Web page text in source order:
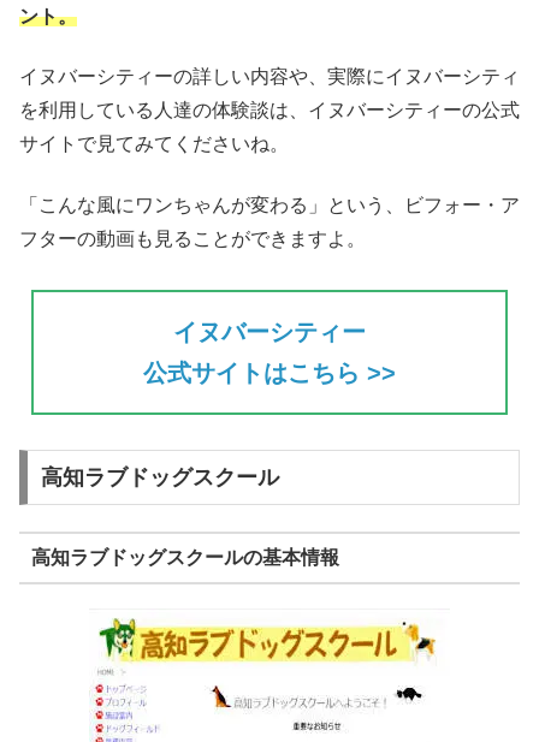
ント。
イヌバーシティーの詳しい内容や、実際にイヌバーシティ
を利用している人達の体験談は、イヌバーシティーの公式
サイトで見てみてくださいね。
「こんな風にワンちゃんが変わる」という、ビフォー・ア
フターの動画も見ることができますよ。
イヌバーシティー
公式サイトはこちら >>
高知ラブドッグスクール
高知ラブドッグスクールの基本情報